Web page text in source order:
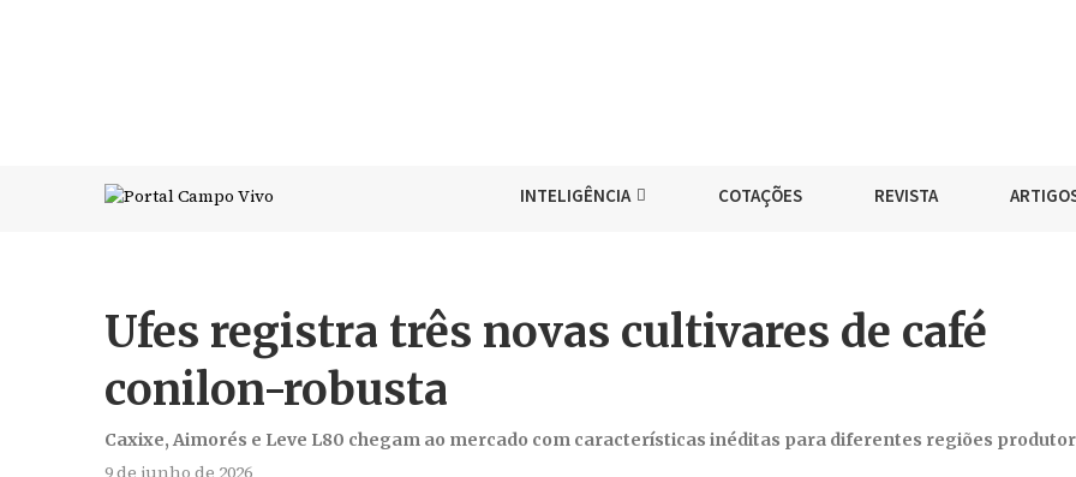
INTELIGÊNCIA COTAÇÕES REVISTA
Ufes registra três novas cultivares de café
conilon-robusta
Caxixe, Aimorés e Leve L80 chegam ao mercado com características inéditas para diferentes regiões
9 de junho de 2026